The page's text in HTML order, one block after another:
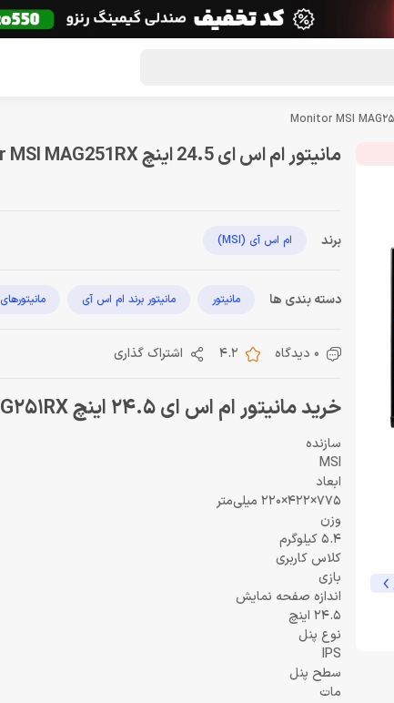
مانیتور ام اس ای 24.5 اینچ Monitor MSI MAG251RX
برند ام اس آی (MSI)
دسته بندی ها مانیتور مانیتور برند ام اس آی مانیتورهای 24 اینچ
0 دیدگاه 4.2 اشتراک گذاری
خرید مانیتور ام اس ای 24.5 اینچ Monitor MSI MAG251RX
سازنده
MSI
ابعاد
775×422×220 میلی‌متر
وزن
5.4 کیلوگرم
کلاس کاربری
بازی
اندازه صفحه نمایش
24.5 اینچ
نوع پنل
IPS
سطح پنل
مات